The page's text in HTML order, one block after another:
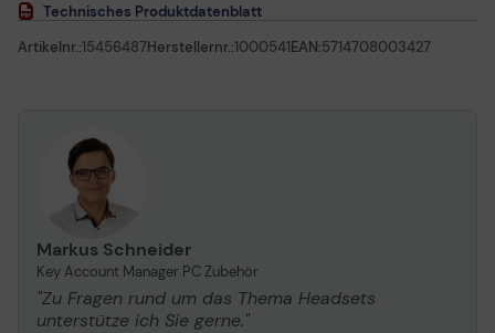
Technisches Produktdatenblatt
Artikelnr.:15456487Herstellernr.:1000541EAN:5714708003427
Markus Schneider
Key Account Manager PC Zubehör
"Zu Fragen rund um das Thema Headsets
unterstütze ich Sie gerne."